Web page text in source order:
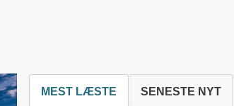
MEST LÆSTE SENESTE NYT